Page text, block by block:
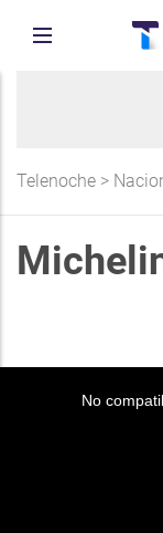
Telenoche >
No